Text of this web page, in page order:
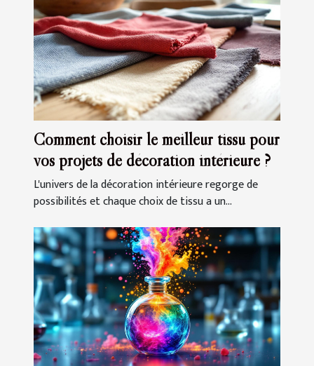
Comment choisir le meilleur tissu pour
vos projets de décoration intérieure ?
L'univers de la décoration intérieure regorge de
possibilités et chaque choix de tissu a un...